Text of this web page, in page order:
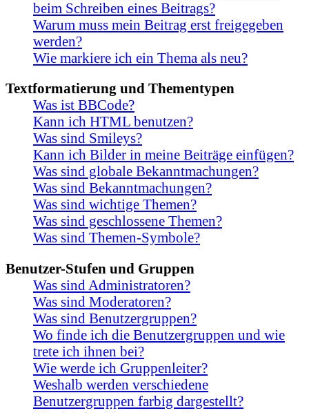
beim Schreiben eines Beitrags?
Warum muss mein Beitrag erst freigegeben
werden?
Wie markiere ich ein Thema als neu?
Textformatierung und Thementypen
Was ist BBCode?
Kann ich HTML benutzen?
Was sind Smileys?
Kann ich Bilder in meine Beiträge einfügen?
Was sind globale Bekanntmachungen?
Was sind Bekanntmachungen?
Was sind wichtige Themen?
Was sind geschlossene Themen?
Was sind Themen-Symbole?
Benutzer-Stufen und Gruppen
Was sind Administratoren?
Was sind Moderatoren?
Was sind Benutzergruppen?
Wo finde ich die Benutzergruppen und wie
trete ich ihnen bei?
Wie werde ich Gruppenleiter?
Weshalb werden verschiedene
Benutzergruppen farbig dargestellt?